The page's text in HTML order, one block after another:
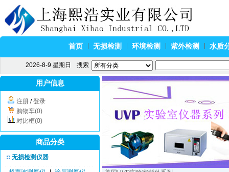
首页 无损检测 环境检测 紫外检测 水质
2026-8-9 星期日 搜索
用户信息
注册 /登录
购物车(0)
对比框(0)
商品分类
无损检测仪器